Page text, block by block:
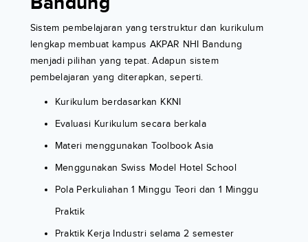
Sistem pembelajaran yang terstruktur dan kurikulum
lengkap membuat kampus AKPAR NHI Bandung
menjadi pilihan yang tepat. Adapun sistem
pembelajaran yang diterapkan, seperti.
Kurikulum berdasarkan KKNI
Evaluasi Kurikulum secara berkala
Materi menggunakan Toolbook Asia
Menggunakan Swiss Model Hotel School
Pola Perkuliahan 1 Minggu Teori dan 1 Minggu
Praktik
Praktik Kerja Industri selama 2 semester